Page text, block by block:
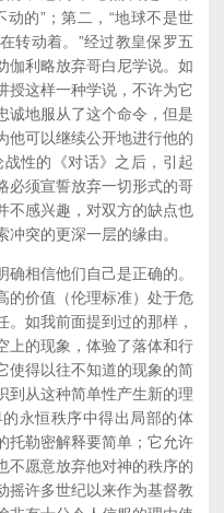
的”；第二，“地球不是世
转动着。”经过教皇保罗五
伽利略放弃哥白尼学说。如
授这样一种学说，不许为它
诚地服从了这个命令，但是
他可以继续公开地进行他的
性的《对话》之后，引起
必须宣誓放弃一切形式的哥
不感兴趣，对双方的缺点也
突的更深一层的缘由。
相信他们自己是正确的。
的价值（伦理标准）处于危
。如我前面提到过的那样，
上的现象，体验了落体和行
使得以往不知道的现象的简
到从这种简单性产生新的理
永恒秩序中得出局部的体
托勒密解释要简单；它允许
不愿意放弃他对神的秩序的
摇许多世纪以来作为基督教